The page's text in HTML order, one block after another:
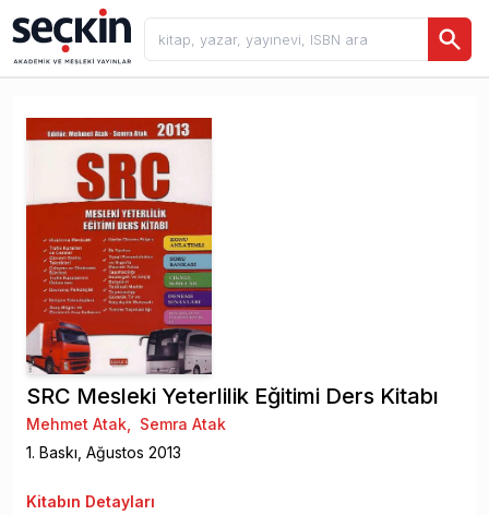
SRC Mesleki Yeterlilik Eğitimi Ders Kitabı
Mehmet Atak
Semra Atak
1. Baskı, Ağustos 2013
Kitabın Detayları